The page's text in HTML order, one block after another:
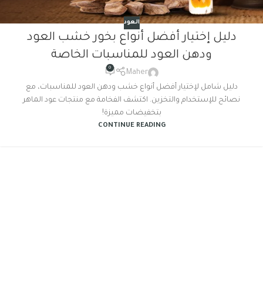
العود
دليل إختيار أفضل أنواع بخور خشب العود
ودهن العود للمناسبات الخاصة
Maher
0
دليل شامل لإختيار أفضل أنواع خشب ودهن العود للمناسبات، مع
نصائح للإستخدام والتخزين. اكتشف الفخامة مع منتجات عود الماهر
بتخفيضات مميزة!
CONTINUE READING